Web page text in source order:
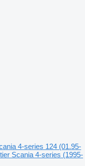
4-series 124 (01.95-
Scania 4-series (1995-